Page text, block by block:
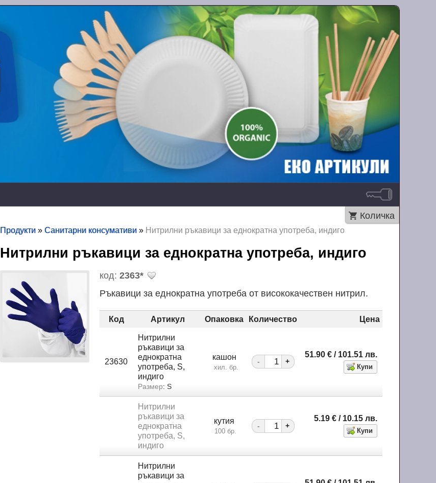
Количка
Продукти »Санитарни консумативи » Нитрилни ръкавици за еднократна употреба, индиго
Нитрилни ръкавици за еднократна употреба, индиго
код:2363*
Ръкавици за еднократна употреба от висококачествен нитрил.
Код Артикул Опаковка Количество Цена
23630
Нитрилни
ръкавици за
еднократна
употреба, S,
индиго
Размер: S
кашон
хил. бр.
- +
51.90€ / 101.51лв.
Нитрилни
ръкавици за
еднократна
употреба, S,
индиго
кутия
100 бр.
- +
5.19€ / 10.15лв.
Нитрилни
ръкавици за